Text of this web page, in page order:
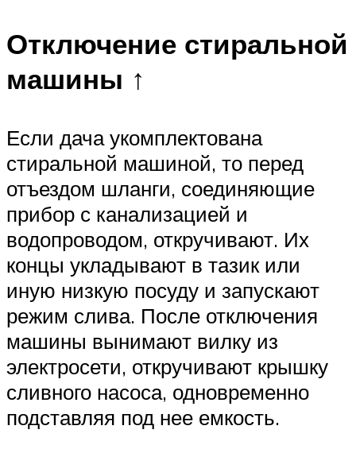
Отключение стиральной
машины ↑
Если дача укомплектована
стиральной машиной, то перед
отъездом шланги, соединяющие
прибор с канализацией и
водопроводом, откручивают. Их
концы укладывают в тазик или
иную низкую посуду и запускают
режим слива. После отключения
машины вынимают вилку из
электросети, откручивают крышку
сливного насоса, одновременно
подставляя под нее емкость.